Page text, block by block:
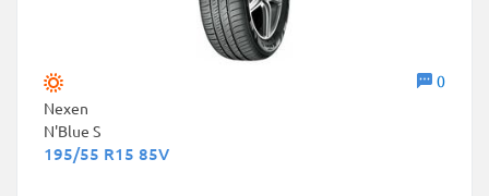
0
Nexen
N'Blue S
195/55 R15 85V